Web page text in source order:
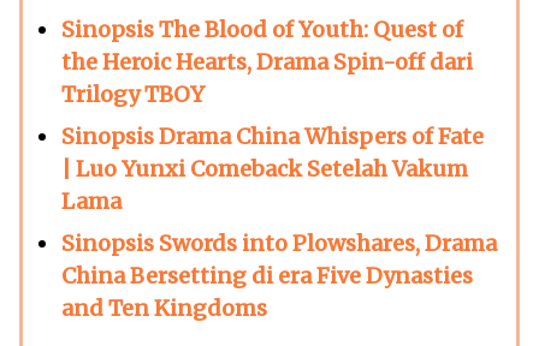
Sinopsis The Blood of Youth: Quest of
the Heroic Hearts, Drama Spin-off dari
Trilogy TBOY
Sinopsis Drama China Whispers of Fate
| Luo Yunxi Comeback Setelah Vakum
Lama
Sinopsis Swords into Plowshares, Drama
China Bersetting di era Five Dynasties
and Ten Kingdoms